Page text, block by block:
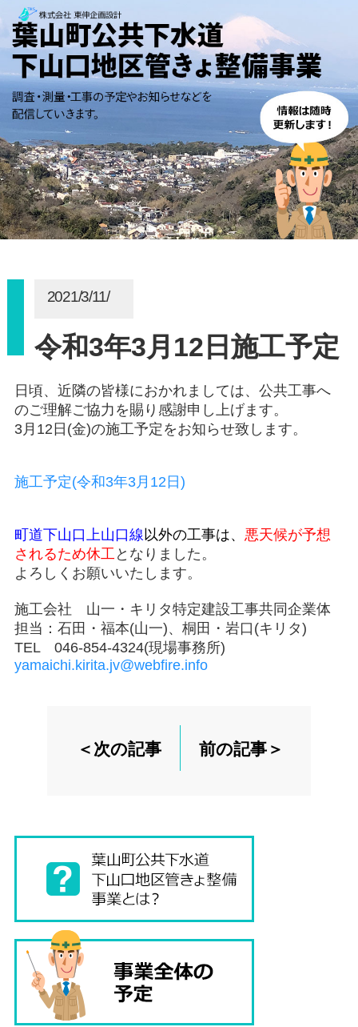
2021/3/11/
令和3年3月12日施工予定
日頃、近隣の皆様におかれましては、公共工事へ
のご理解ご協力を賜り感謝申し上げます。
3月12日(金)の施工予定をお知らせ致します。
施工予定(令和3年3月12日)
町道下山口上山口線 以外の工事は、 悪天候が予想
されるため休工 となりました。
よろしくお願いいたします。
施工会社 山一・キリタ特定建設工事共同企業体
担当：石田・福本(山一)、桐田・岩口(キリタ)
TEL 046-854-4324(現場事務所)
yamaichi.kirita.jv@webfire.info
＜次の記事 前の記事＞